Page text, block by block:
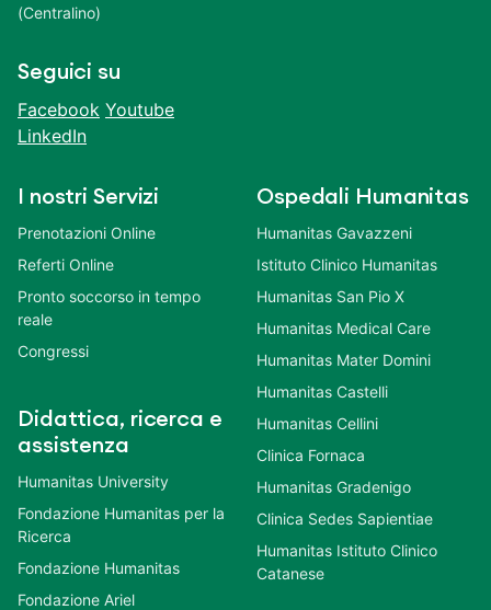
(Centralino)
Seguici su
Facebook Youtube
LinkedIn
I nostri Servizi
Prenotazioni Online
Referti Online
Pronto soccorso in tempo
reale
Congressi
Didattica, ricerca e
assistenza
Humanitas University
Fondazione Humanitas per la
Ricerca
Fondazione Humanitas
Fondazione Ariel
Ospedali Humanitas
Humanitas Gavazzeni
Istituto Clinico Humanitas
Humanitas San Pio X
Humanitas Medical Care
Humanitas Mater Domini
Humanitas Castelli
Humanitas Cellini
Clinica Fornaca
Humanitas Gradenigo
Clinica Sedes Sapientiae
Humanitas Istituto Clinico
Catanese